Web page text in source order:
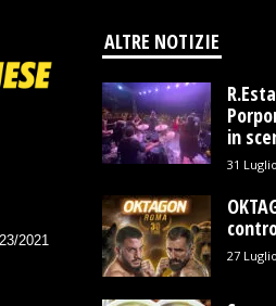
2021
ALTRE NOTIZIE
in
31
27